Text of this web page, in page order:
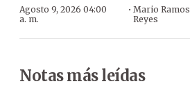
Agosto 9, 2026 04:00
a. m.
· Mario Ramos
Reyes
Notas más leídas